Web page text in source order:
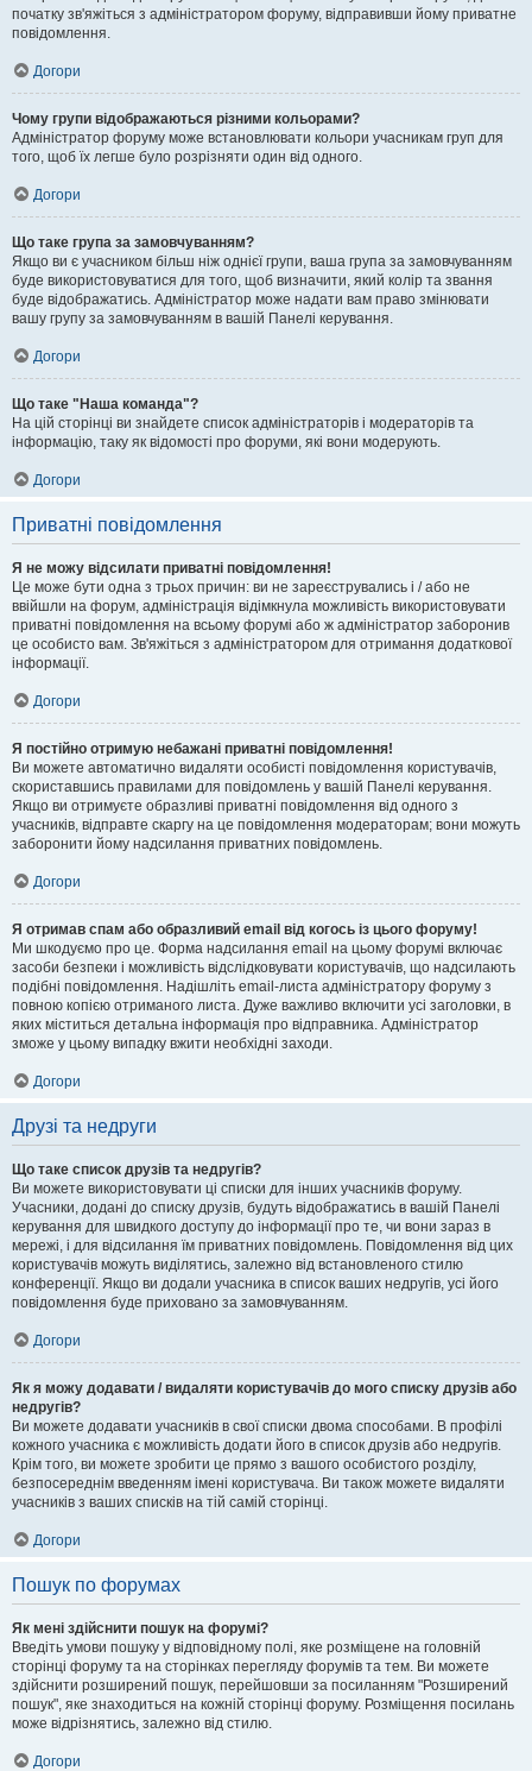
початку зв'яжіться з адміністратором форуму, відправивши йому приватне
повідомлення.
Догори
Чому групи відображаються різними кольорами?
Адміністратор форуму може встановлювати кольори учасникам груп для
того, щоб їх легше було розрізняти один від одного.
Догори
Що таке група за замовчуванням?
Якщо ви є учасником більш ніж однієї групи, ваша група за замовчуванням
буде використовуватися для того, щоб визначити, який колір та звання
буде відображатись. Адміністратор може надати вам право змінювати
вашу групу за замовчуванням в вашій Панелі керування.
Догори
Що таке "Наша команда"?
На цій сторінці ви знайдете список адміністраторів і модераторів та
інформацію, таку як відомості про форуми, які вони модерують.
Догори
Приватні повідомлення
Я не можу відсилати приватні повідомлення!
Це може бути одна з трьох причин: ви не зареєструвались і / або не
ввійшли на форум, адміністрація відімкнула можливість використовувати
приватні повідомлення на всьому форумі або ж адміністратор заборонив
це особисто вам. Зв'яжіться з адміністратором для отримання додаткової
інформації.
Догори
Я постійно отримую небажані приватні повідомлення!
Ви можете автоматично видаляти особисті повідомлення користувачів,
скориставшись правилами для повідомлень у вашій Панелі керування.
Якщо ви отримуєте образливі приватні повідомлення від одного з
учасників, відправте скаргу на це повідомлення модераторам; вони можуть
заборонити йому надсилання приватних повідомлень.
Догори
Я отримав спам або образливий email від когось із цього форуму!
Ми шкодуємо про це. Форма надсилання email на цьому форумі включає
засоби безпеки і можливість відслідковувати користувачів, що надсилають
подібні повідомлення. Надішліть email-листа адміністратору форуму з
повною копією отриманого листа. Дуже важливо включити усі заголовки, в
яких міститься детальна інформація про відправника. Адміністратор
зможе у цьому випадку вжити необхідні заходи.
Догори
Друзі та недруги
Що таке список друзів та недругів?
Ви можете використовувати ці списки для інших учасників форуму.
Учасники, додані до списку друзів, будуть відображатись в вашій Панелі
керування для швидкого доступу до інформації про те, чи вони зараз в
мережі, і для відсилання їм приватних повідомлень. Повідомлення від цих
користувачів можуть виділятись, залежно від встановленого стилю
конференції. Якщо ви додали учасника в список ваших недругів, усі його
повідомлення буде приховано за замовчуванням.
Догори
Як я можу додавати / видаляти користувачів до мого списку друзів або
недругів?
Ви можете додавати учасників в свої списки двома способами. В профілі
кожного учасника є можливість додати його в список друзів або недругів.
Крім того, ви можете зробити це прямо з вашого особистого розділу,
безпосереднім введенням імені користувача. Ви також можете видаляти
учасників з ваших списків на тій самій сторінці.
Догори
Пошук по форумах
Як мені здійснити пошук на форумі?
Введіть умови пошуку у відповідному полі, яке розміщене на головній
сторінці форуму та на сторінках перегляду форумів та тем. Ви можете
здійснити розширений пошук, перейшовши за посиланням "Розширений
пошук", яке знаходиться на кожній сторінці форуму. Розміщення посилань
може відрізнятись, залежно від стилю.
Догори